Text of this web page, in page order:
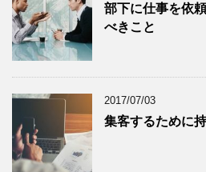
部下に仕事を依
べきこと
2017/07/03
集客するために